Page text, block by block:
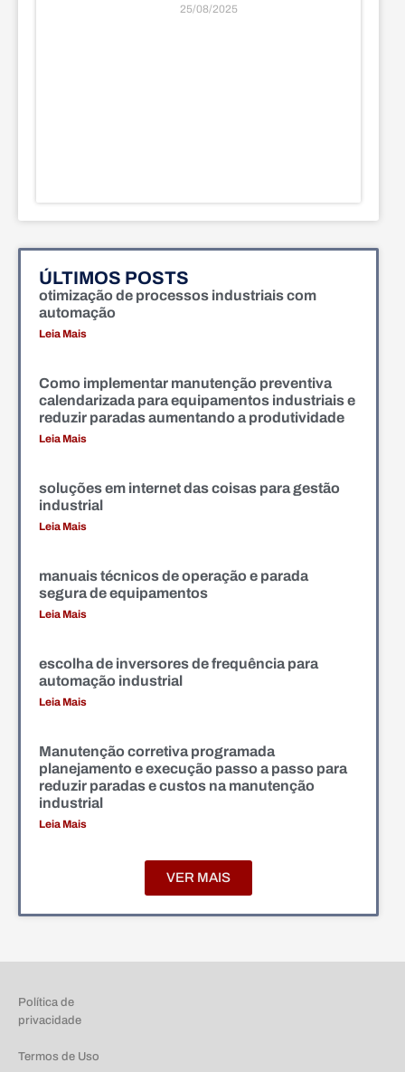
25/08/2025
ÚLTIMOS POSTS
otimização de processos industriais com
automação
Leia Mais
Como implementar manutenção preventiva
calendarizada para equipamentos industriais e
reduzir paradas aumentando a produtividade
Leia Mais
soluções em internet das coisas para gestão
industrial
Leia Mais
manuais técnicos de operação e parada
segura de equipamentos
Leia Mais
escolha de inversores de frequência para
automação industrial
Leia Mais
Manutenção corretiva programada
planejamento e execução passo a passo para
reduzir paradas e custos na manutenção
industrial
Leia Mais
VER MAIS
Política de
privacidade
Termos de Uso